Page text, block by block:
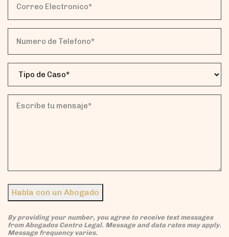
(Obligatorio)
Telefono*
(Obligatorio)
Caso
Escribe
Habla con un Abogado
By providing your number, you agree to receive text messages
from Abogados Centro Legal. Message and data rates may apply.
Message frequency varies.